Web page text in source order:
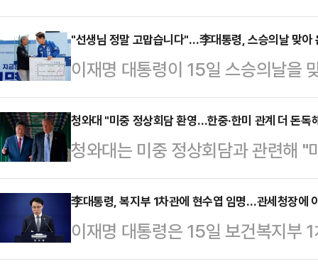
참석해 "해양수도 부산은 수도권
을 만들겠다는 국가 전략"이라고
계류 중인 '동남권투자공사법'의 조
의 수도권 쏠림 완화 및 …
단정지을 수 없다"고 밝혔다.이규
리핑에서 삼성전자 노조 파업 때 긴
문에 "아직까지 그걸 우리가 결정
가 잘 마무리되길 바라고 있다"고
서 차지하는 비중이나 역할이 엄청
록, 상당한 우려와 걱정의 눈으로
산업통상부 장관이…
"선생님 정말 고맙습니다"…李대통령, 스승의날 맞아
이재명 대통령이 15일 스승의날을
문들을 만났다.이 대통령은 이날 낮
교 삼계초에서 6학년 담임을 맡았
고 안귀령 청와대 부대변인이 서면
게 "선생님 건강하시죠?"라고 안부
이나 하나도 안 변했다"며 웃음 섞
에 카네이션을 단 뒤 "선생님, 정말
들 역시 "스승의 은…
청와대 "미중 정상회담 환영…한중·한미 관계 더 돈독
청와대는 미중 정상회담과 관련해
들어 가는 것을 당연히 환영하고
일 오후 춘추관 브리핑에서 관련 질
한중 간, 한미 간의 관계가 조금 더
서 이재명 대통령은 지난 13일 청
李대통령, 복지부 1차관에 현수엽 임명…관세청장에
이재명 대통령은 15일 보건복지부
청장에 이종욱 현 관세청 차장을 각